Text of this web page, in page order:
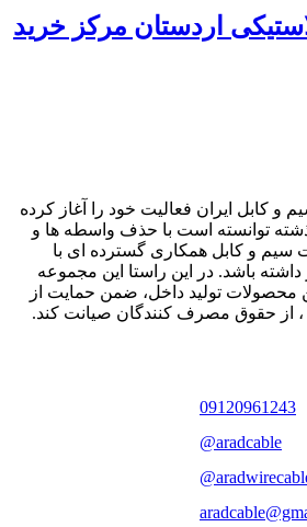
سیم و کابل ایران فعالیت خود را آغاز کرده
11 سال گذشته توانسته است با حذف واسطه ها و
سیم و کابل همکاری گسترده ای با
باشد. در این راستا این مجموعه
محصولات تولید داخل، ضمن حمایت از
، از حقوق مصرف کنندگان صیانت کند.
09120961243
@aradcable